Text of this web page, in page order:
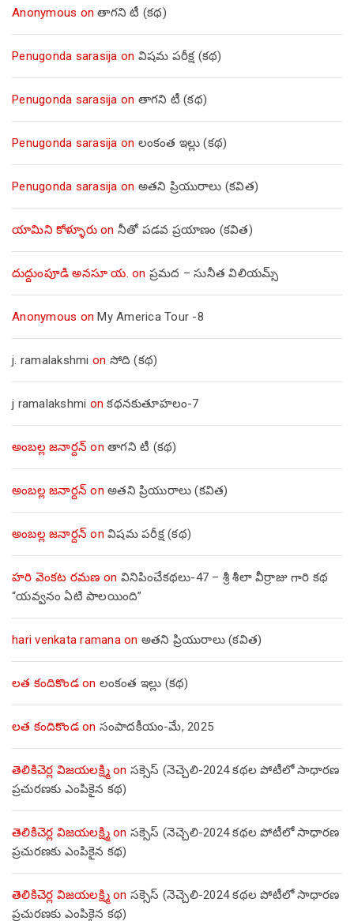
Anonymous onతాగని టీ (కథ)
Penugonda sarasija on విషమ పరీక్ష (క‌థ‌)
Penugonda sarasija on తాగని టీ (కథ)
Penugonda sarasija on లంకంత ఇల్లు (కథ)
Penugonda sarasija on అతని ప్రియురాలు (కవిత)
యామిని కోళ్ళూరుon నీతో పడవ ప్రయాణం (కవిత)
దుద్దుంపూడి అనసూ య. on ప్రమద – సునీత విలియమ్స్
Anonymous onMy America Tour -8
j. ramalakshmi on సోది (కథ)
j ramalakshmi onకథనకుతూహలం-7
అంబల్ల జనార్దన్ on తాగని టీ (కథ)
అంబల్ల జనార్దన్ on అతని ప్రియురాలు (కవిత)
అంబల్ల జనార్దన్ on విషమ పరీక్ష (క‌థ‌)
హరి వెంకట రమణ on వినిపించేకథలు-47 – శ్రీ శీలా వీర్రాజు గారి కథ
“యవ్వనం ఏటి పాలయింది”
hari venkata ramanaon అతని ప్రియురాలు (కవిత)
లత కందికొండon లంకంత ఇల్లు (కథ)
లత కందికొండon సంపాదకీయం-మే, 2025
తెలికిచెర్ల విజయలక్ష్మిon సక్సెస్ (నెచ్చెలి-2024 కథల పోటీలో సాధారణ
ప్రచురణకు ఎంపికైన కథ)
తెలికిచెర్ల విజయలక్ష్మిon సక్సెస్ (నెచ్చెలి-2024 కథల పోటీలో సాధారణ
ప్రచురణకు ఎంపికైన కథ)
తెలికిచెర్ల విజయలక్ష్మిon సక్సెస్ (నెచ్చెలి-2024 కథల పోటీలో సాధారణ
ప్రచురణకు ఎంపికైన కథ)